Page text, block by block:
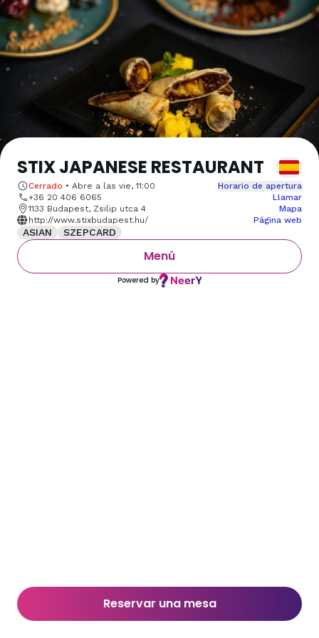
STIX JAPANESE RESTAURANT
Cerrado • Abre a las vie, 11:00
Horario de apertura
+36 20 406 6065
Llamar
1133 Budapest, Zsilip utca 4
Mapa
http://www.stixbudapest.hu/
Página web
ASIAN SZEPCARD
Menú
Powered by
Reservar una mesa